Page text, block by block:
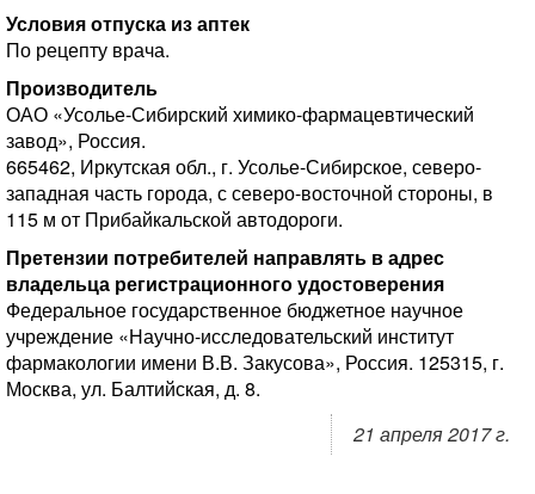
Условия отпуска из аптек
По рецепту врача.
Производитель
ОАО «Усолье-Сибирский химико-фармацевтический
завод», Россия.
665462, Иркутская обл., г. Усолье-Сибирское, северо-
западная часть города, с северо-восточной стороны, в
115 м от Прибайкальской автодороги.
Претензии потребителей направлять в адрес
владельца регистрационного удостоверения
Федеральное государственное бюджетное научное
учреждение «Научно-исследовательский институт
фармакологии имени В.В. Закусова», Россия. 125315, г.
Москва, ул. Балтийская, д. 8.
21 апреля 2017 г.